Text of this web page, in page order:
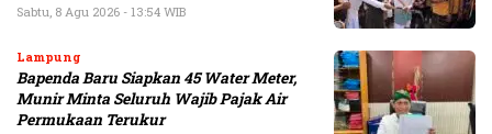
Sabtu, 8 Agu 2026 - 13:54 WIB
Lampung
Bapenda Baru Siapkan 45 Water Meter,
Munir Minta Seluruh Wajib Pajak Air
Permukaan Terukur